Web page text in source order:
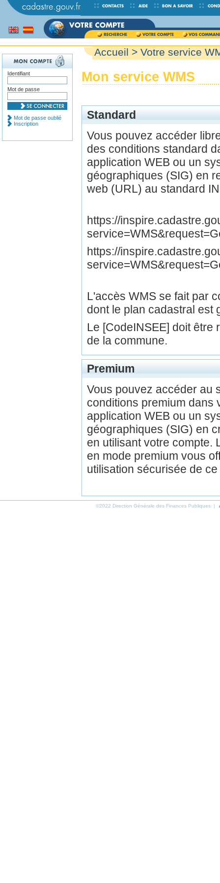
Accueil > Votre service
Mon service WMS
Standard
Vous pouvez accéder
des conditions standard
application WEB ou un
géographiques (SIG) en
web (URL) au standard
https://
https://
L'accès WMS se fait par
dont le plan cadastral est
Le [CodeINSEE] doit être
de la commune.
Premium
Vous pouvez accéder au
conditions premium dans
application WEB ou un
géographiques (SIG) en
en utilisant votre compte.
en mode premium vous
utilisation sécurisée de
Identifiant
Mot de passe
Mot de passe oublié
Inscription
©2022 Direction Générale des Finances Publiques |